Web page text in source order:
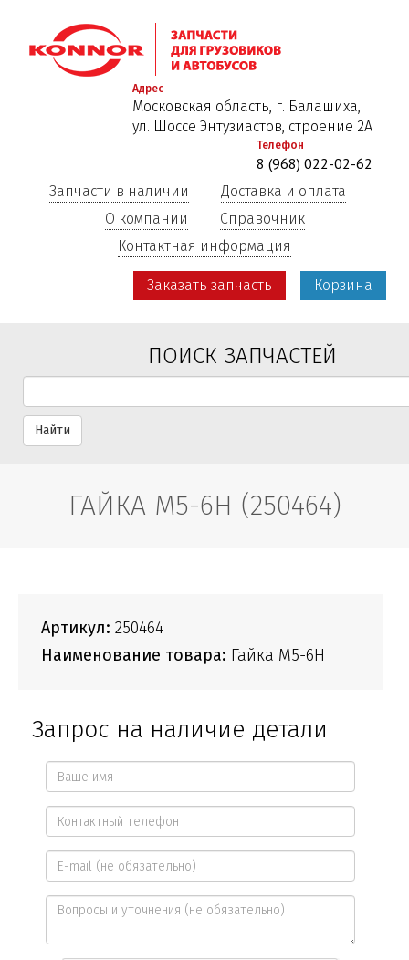
к
основному
Адрес
Московская область, г. Балашиха,
ул. Шоссе Энтузиастов, строение 2А
Телефон
8 (968) 022-02-62
Запчасти в наличии
Доставка и оплата
О компании
Справочник
Контактная информация
Заказать запчасть Корзина
ПОИСК ЗАПЧАСТЕЙ
Найти
ГАЙКА М5-6Н (250464)
Артикул: 250464
Наименование товара: Гайка М5-6Н
Запрос на наличие детали
Ваше
имя
*
Контактный
телефон
*
E-
mail
Вопросы